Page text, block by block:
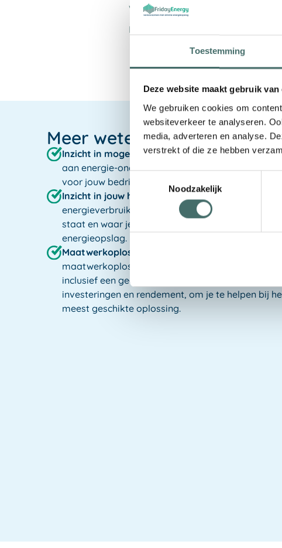
Toestemming
Deze website maakt gebruik
We gebruiken cookies om
websiteverkeer te analyseren.
media, adverteren en analyse.
verstrekt of die ze hebben
Toestemmingsselectie
Noodzakelijk
winter”,zegt de eigenaar van het
Met innovatie en slimme keuzes
Meer weten?
Inzicht in mogelijkheden:Ontdek hoe
aan energie-onafhankelijkheid en efficiënt
voor jouw bedrijf kan betekenen.
Inzicht in jouw huidige situatie:Krijg
energieverbruik, opwekking, en netaansluiting.
staat en waar je naartoe kunt met slimme
energieopslag.
Maatwerkoplossingen:
maatwerkoplossingen voor slimme aansturing en
inclusief een gedetailleerde technische en
investeringen en rendement, om je te helpen bij
meest geschikte oplossing.